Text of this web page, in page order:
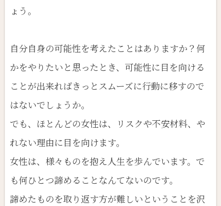
ょう。
自分自身の可能性を考えたことはありますか？何
かをやりたいと思ったとき、可能性に目を向ける
ことが出来ればきっとスムーズに行動に移すので
はないでしょうか。
でも、ほとんどの女性は、リスクや不安材料、や
れない理由に目を向けます。
女性は、様々ものを抱え人生を歩んでいます。で
も何ひとつ諦めることなんてないのです。
諦めたものを取り返す方が難しいということを沢